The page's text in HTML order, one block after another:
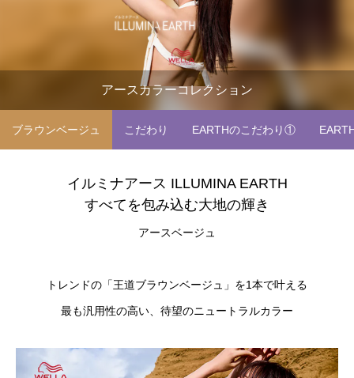
HAIR CARE COLOR
ヘアカラー剤
アースカラーコレクション
ブラウンベージュ こだわり EARTHのこだわり①
イルミナアース ILLUMINA EARTH
すべてを包み込む大地の輝き
アースベージュ
トレンドの「王道ブラウンベージュ」を1本で叶える
最も汎用性の高い、待望のニュートラルカラー